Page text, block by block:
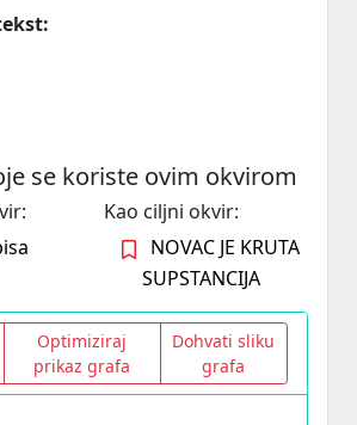
se koriste ovim okvirom
Kao ciljni okvir:
NOVAC JE KRUTA
SUPSTANCIJA
Optimiziraj
prikaz grafa
Dohvati sliku
grafa